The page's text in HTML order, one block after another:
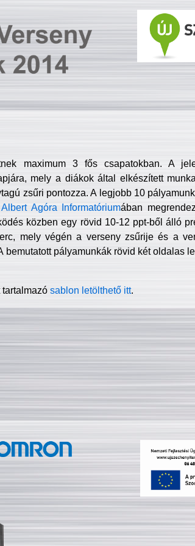
maximum 3 fős csapatokban. A
mely a diákok által elkészített
zsűri pontozza. A legjobb 10
Agóra Informatóriumában
közben egy rövid 10-12 ppt-ből álló
mely végén a verseny zsűrije és a
pályamunkák rövid két oldalas
tartalmazósablon letölthető itt.